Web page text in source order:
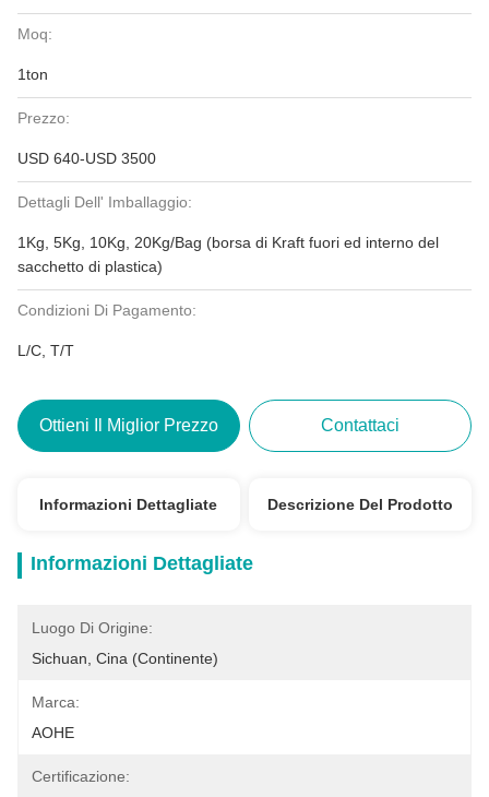
Moq:
1ton
Prezzo:
USD 640-USD 3500
Dettagli Dell' Imballaggio:
1Kg, 5Kg, 10Kg, 20Kg/Bag (borsa di Kraft fuori ed interno del
sacchetto di plastica)
Condizioni Di Pagamento:
L/C, T/T
Ottieni Il Miglior Prezzo Contattaci
Informazioni Dettagliate Descrizione Del Prodotto
Informazioni Dettagliate
Luogo Di Origine:
Sichuan, Cina (continente)
Marca:
AOHE
Certificazione: